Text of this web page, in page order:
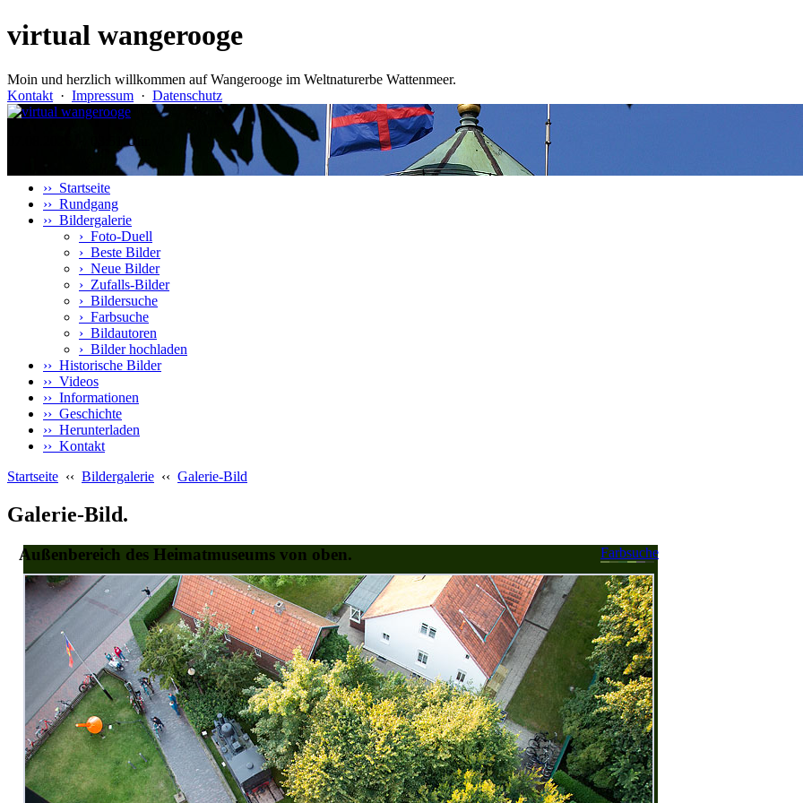
virtual wangerooge
Moin und herzlich willkommen auf Wangerooge im Weltnaturerbe Wattenmeer.
Kontakt · Impressum · Datenschutz
07.08.2026 · 03:51 Uhr.
›› Startseite
›› Rundgang
›› Bildergalerie
› Foto-Duell
› Beste Bilder
› Neue Bilder
› Zufalls-Bilder
› Bildersuche
› Farbsuche
› Bildautoren
› Bilder hochladen
›› Historische Bilder
›› Videos
›› Informationen
›› Geschichte
›› Herunterladen
›› Kontakt
Startseite ‹‹ Bildergalerie ‹‹ Galerie-Bild
Galerie-Bild.
Farbsuche
Außenbereich des Heimatmuseums von oben.